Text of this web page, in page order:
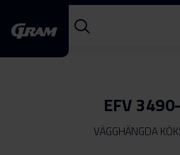
EFV
VÄGGHÄNGDA